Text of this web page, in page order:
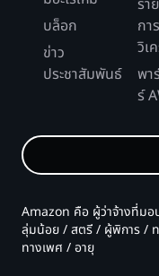
บล็อก
ข่าว
ประชาสัมพันธ์
รา
การ
วิเ
พา
ร์
Amazon คือ ผู้ว่าจ้างที่มอ
ลุ่มน้อย / สตรี / ผู้พิการ /
ทางเพศ / อายุ